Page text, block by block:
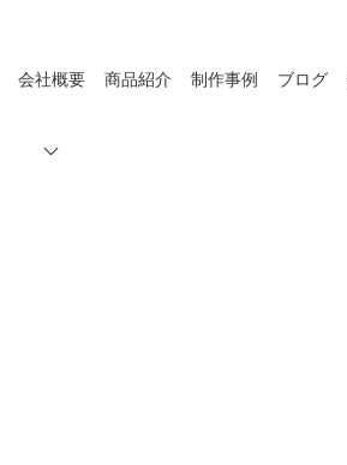
会社概要 商品紹介 制作事例 ブログ